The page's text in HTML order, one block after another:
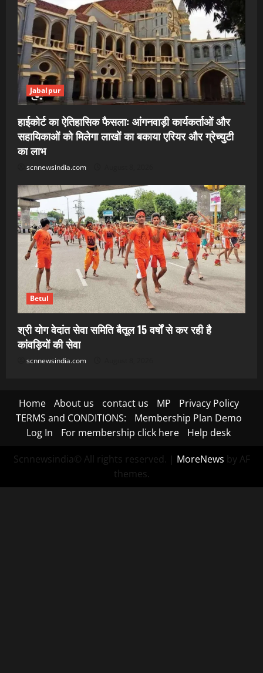
Jabalpur
हाईकोर्ट का ऐतिहासिक फैसला: आंगनवाड़ी कार्यकर्ताओं और
सहायिकाओं को मिलेगा लाखों का बकाया एरियर और ग्रेच्युटी
का लाभ
scnnewsindia.com
Betul
श्री योग वेदांत सेवा समिति बैतूल 15 वर्षों से कर रही है
कांवड़ियों की सेवा
scnnewsindia.com
Home About us contact us MP
Privacy Policy
TERMS and CONDITIONS:
Membership Plan Demo
Log In
For membership click here Help desk
Scnnewsindia© All rights reserved. | MoreNews by AF
themes.